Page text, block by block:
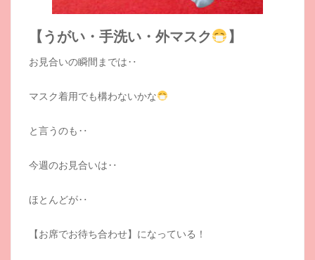
【うがい・手洗い・外マスク 】
お見合いの瞬間までは‥
マスク着用でも構わないかな
と言うのも‥
今週のお見合いは‥
ほとんどが‥
【お席でお待ち合わせ】になっている！